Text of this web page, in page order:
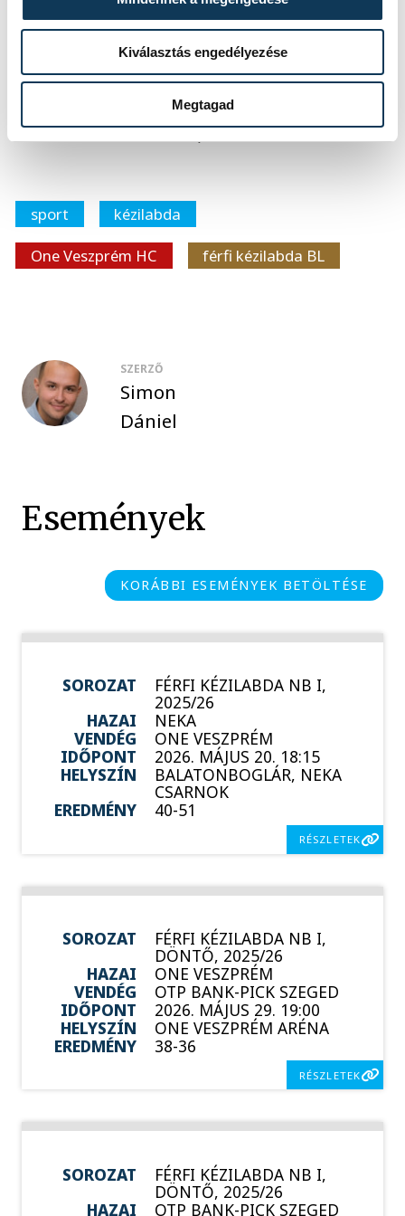
Kiválasztás engedélyezése
Megtagad
immár Veszprémben.
forrása: handballveszprem.hu
sport
kézilabda
One Veszprém HC
férfi kézilabda BL
SZERZŐ
Simon
Dániel
Események
KORÁBBI ESEMÉNYEK BETÖLTÉSE
SOROZAT FÉRFI KÉZILABDA NB I,
2025/26
HAZAI
NEKA
VENDÉG
ONE VESZPRÉM
IDŐPONT
2026. MÁJUS 20. 18:15
HELYSZÍN
BALATONBOGLÁR, NEKA
CSARNOK
EREDMÉNY
40-51
RÉSZLETEK
SOROZAT FÉRFI KÉZILABDA NB I,
DÖNTŐ, 2025/26
HAZAI
ONE VESZPRÉM
VENDÉG
OTP BANK-PICK SZEGED
IDŐPONT
2026. MÁJUS 29. 19:00
HELYSZÍN
ONE VESZPRÉM ARÉNA
EREDMÉNY
38-36
RÉSZLETEK
SOROZAT FÉRFI KÉZILABDA NB I,
DÖNTŐ, 2025/26
HAZAI
OTP BANK-PICK SZEGED